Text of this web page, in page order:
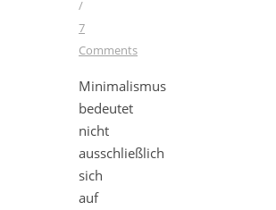
/
7
Comments
Minimalismus
bedeutet
nicht
ausschließlich
sich
auf